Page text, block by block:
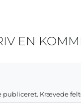
EN
publiceret. Krævede